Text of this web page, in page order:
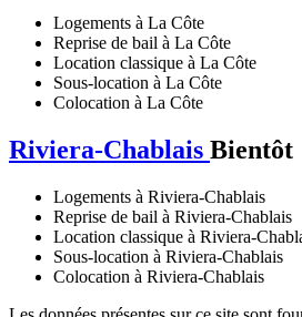
Logements à La Côte
Reprise de bail à La Côte
Location classique à La Côte
Sous-location à La Côte
Colocation à La Côte
Riviera-Chablais Bientôt
Logements à Riviera-Chablais
Reprise de bail à Riviera-Chablais
Location classique à Riviera-
Sous-location à Riviera-Chablais
Colocation à Riviera-Chablais